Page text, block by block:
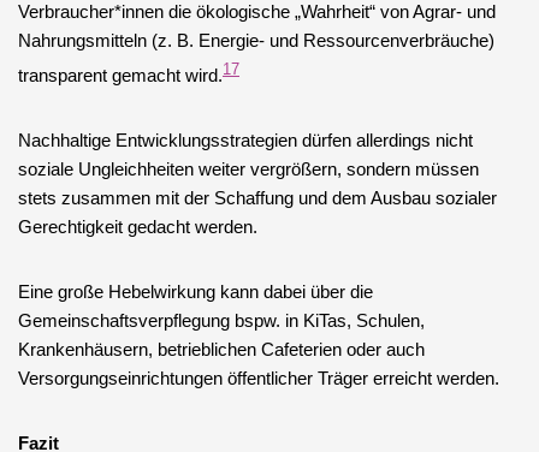
Verbraucher*innen die ökologische „Wahrheit“ von Agrar- und
Nahrungsmitteln (z. B. Energie- und Ressourcenverbräuche)
transparent gemacht wird.17
Nachhaltige Entwicklungsstrategien dürfen allerdings nicht
soziale Ungleichheiten weiter vergrößern, sondern müssen
stets zusammen mit der Schaffung und dem Ausbau sozialer
Gerechtigkeit gedacht werden.
Eine große Hebelwirkung kann dabei über die
Gemeinschaftsverpflegung bspw. in KiTas, Schulen,
Krankenhäusern, betrieblichen Cafeterien oder auch
Versorgungseinrichtungen öffentlicher Träger erreicht werden.
Fazit